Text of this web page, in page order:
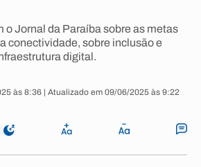
o Jornal da Paraíba sobre as metas
conectividade, sobre inclusão e
digital.
às 8:36 | Atualizado em 09/06/2025 às 9:22